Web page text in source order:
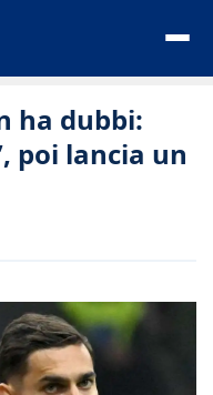
ha dubbi:
poi lancia un